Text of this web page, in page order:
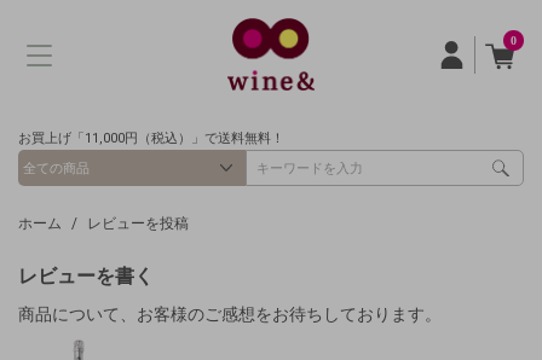
0
お買上げ「11,000円（税込）」で送料無料！
ホーム レビューを投稿
レビューを書く
商品について、お客様のご感想をお待ちしております。